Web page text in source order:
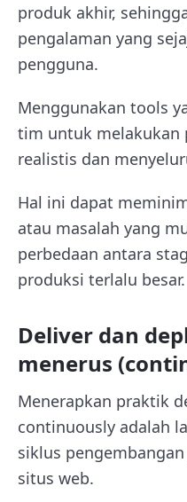
produk akhir,
pengalaman yang
pengguna.
Menggunakan tools
tim untuk melakukan
realistis dan
Hal ini dapat
atau masalah yang
perbedaan antara
produksi terlalu besar.
Deliver dan
menerus
Menerapkan praktik
continuously adalah
siklus
situs web.